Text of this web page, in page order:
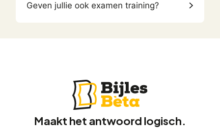
Geven jullie ook examen training?
Maakt het antwoord logisch.